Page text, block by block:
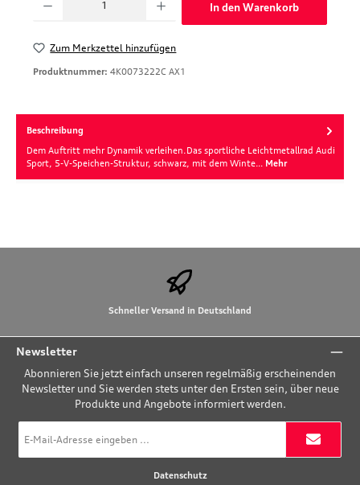
In den Warenkorb
Zum Merkzettel hinzufügen
Produktnummer: 4K0073222C AX1
Beschreibung
Dem Auftritt mehr Dynamik verleihen.Das sportliche Leichtmetallrad Audi
Sport, 5-V-Speichen-Struktur, schwarz, mit dem Winte… Mehr
Schneller Versand in Deutschland
Newsletter
Abonnieren Sie jetzt einfach unseren regelmäßig erscheinenden
Newsletter und Sie werden stets unter den Ersten sein, über neue
Produkte und Angebote informiert werden.
Mail-
Adresse
Datenschutz